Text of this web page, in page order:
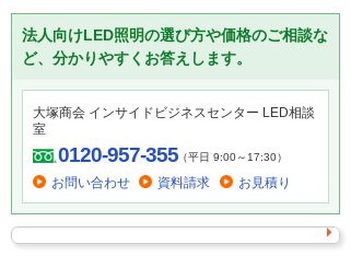
法人向けLED照明の選び方や価格のご相談な
ど、分かりやすくお答えします。
大塚商会 インサイドビジネスセンター LED相談
室
0120-957-355（平日 9:00～17:30）
お問い合わせ 資料請求 お見積り